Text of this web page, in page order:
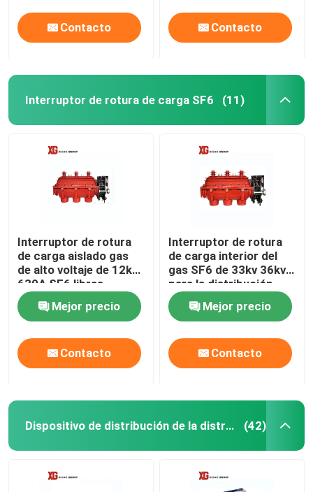
Contacto Contacto
Interruptor de rotura de carga SF6 (11)
Interruptor de rotura
de carga aislado gas
de alto voltaje de 12kV
630A SF6 libras
Mejor precio
Contacto
Interruptor de rotura
de carga interior del
gas SF6 de 33kv 36kv
para la distribución
secundaria
Mejor precio
Contacto
Dispositivo de distribución de la distribución de poder (42)